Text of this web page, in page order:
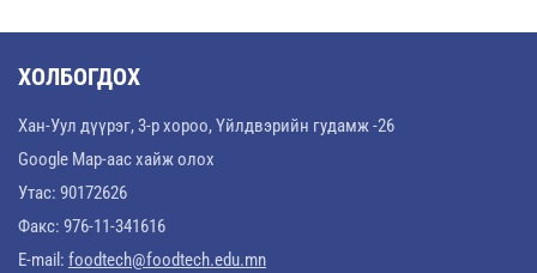
ХОЛБОГДОХ
Хан-Уул дүүрэг, 3-р хороо, Үйлдвэрийн гудамж -26
Google Map-аас хайж олох
Утас: 90172626
Факс: 976-11-341616
E-mail: foodtech@foodtech.edu.mn